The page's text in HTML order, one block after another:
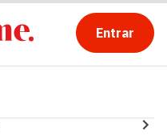
Entrar